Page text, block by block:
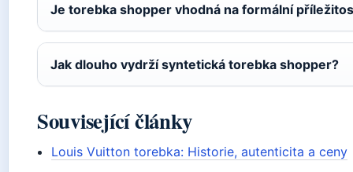
Je torebka shopper vhodná na formální
Jak dlouho vydrží syntetická torebka shopper?
Související články
Louis Vuitton torebka: Historie, autenticita a ceny